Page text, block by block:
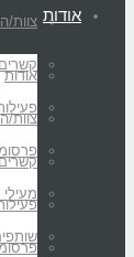
צוות/ אודות
אודות
צוות/